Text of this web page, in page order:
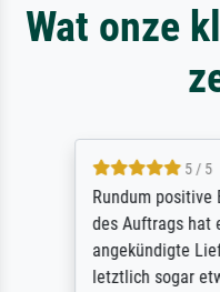
Wat onze
5 / 5
Rundum positive
des Auftrags hat
angekündigte
letztlich sogar